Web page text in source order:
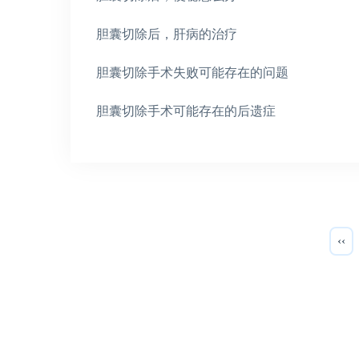
胆囊切除后，肝病的治疗
胆囊切除手术失败可能存在的问题
胆囊切除手术可能存在的后遗症
‹‹